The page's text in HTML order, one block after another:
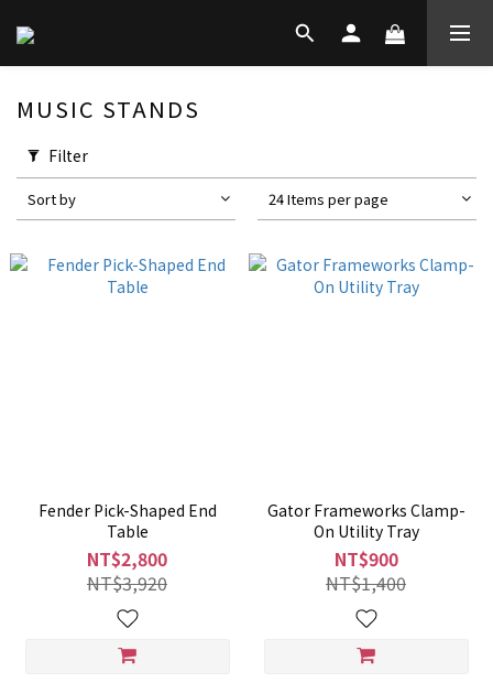
MUSIC STANDS
Filter
Sort by 24 Items per page
Fender Pick-Shaped End
Table
NT$2,800
NT$3,920
Gator Frameworks Clamp-
On Utility Tray
NT$900
NT$1,400